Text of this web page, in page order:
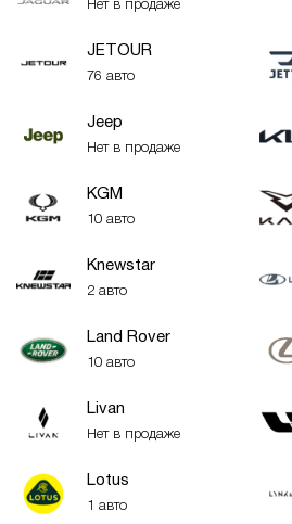
Нет в продаже
JETOUR
76 авто
Jeep
Нет в продаже
KGM
10 авто
Knewstar
2 авто
Land Rover
10 авто
Livan
Нет в продаже
Lotus
1 авто